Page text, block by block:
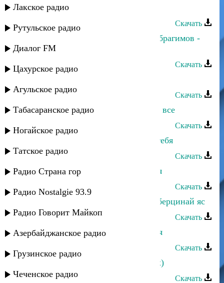
Лакское радио
Рутульское радио
Диалог FM
Цахурское радио
Агульское радио
Табасаранское радио
Ногайское радио
Татское радио
Радио Страна гор
Радио Nostalgie 93.9
Радио Говорит Майкоп
Азербайджанское радио
Грузинское радио
Чеченское радио
Багавудин Ибрагимов - Дигайла
Скачать
Мадани Ибрагимов и Багавудин Ибрагимов -
Народная
Скачать
Скачать
Багавудин Ибрагимов - Спасибо за все
Скачать
Багавудин Ибрагимов - Живу для тебя
Скачать
Багавудин Ибрагимов - Пусти меня
Скачать
Багавудин Ибрагимов - Огь берал берцинай яс
Скачать
Багавудин Ибрагимов - Моя богиня
Скачать
Багавудин Ибрагимов - Летом (rmx)
Скачать